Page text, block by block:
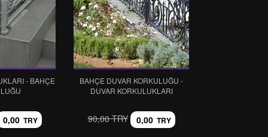
- BAHÇE
0,00 TRY
BAHÇE DUVAR KORKULUĞU -
DUVAR KORKULUKLARI
90,00 TRY 0,00 TRY